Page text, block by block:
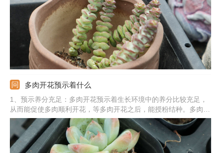
宝石等。
多肉开花预示着什么
1、预示养分充足：多肉开花预示着生长环境中的养分比较充足，
从而能促使多肉顺利开花，等多肉开花之后，能授粉结种。多肉的
种类很多，对于某一些多肉来说，开花预示着死亡，之后会逐渐衰
败，走向死亡。2、预示的精神：多肉开花能预示着一种好运和积
极向上的态度，也寓意着身体健康，生活顺利，还寓意着顽强的意
志力。